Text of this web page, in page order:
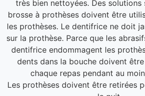
très bien nettoyées. Des solutions
brosse à prothèses doivent être
les prothèses. Le dentifrice ne doit
sur la prothèse. Parce que les
dentifrice endommagent les
dents dans la bouche doivent
chaque repas pendant au
Les prothèses doivent être retirées